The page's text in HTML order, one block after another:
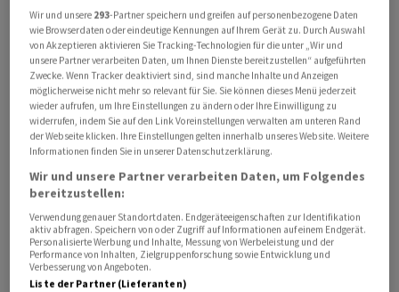
Die Bautätigkeit im Hoch- und Tiefbau stieg zwischen
Januar und März um satte 5,6 Prozent auf 4,98
Milliarden Franken, wie der SBV am Mittwoch mitteilte.
Der Wohnungsbau blieb mit einem Wachstum von 7,4
Prozent die zentrale Stütze der Baukonjunktur.
Der rege Wohnungsbau der vergangenen Quartale habe
sich fortgesetzt, so das Communiqué. Ein tiefes
Zinsniveau und geringe Leerstände würden weiterhin
auf eine hohe Nachfrage treffen. Dies sei ein Umfeld,
das den Wohnungsbau antreibe.
Wir und unsere 293-Partner speichern und greifen auf personenbezogene Daten
wie Browserdaten oder eindeutige Kennungen auf Ihrem Gerät zu. Durch Auswahl
von Akzeptieren aktivieren Sie Tracking-Technologien für die unter „Wir und
unsere Partner verarbeiten Daten, um Ihnen Dienste bereitzustellen“ aufgeführten
Zwecke. Wenn Tracker deaktiviert sind, sind manche Inhalte und Anzeigen
möglicherweise nicht mehr so relevant für Sie. Sie können dieses Menü jederzeit
wieder aufrufen, um Ihre Einstellungen zu ändern oder Ihre Einwilligung zu
widerrufen, indem Sie auf den Link Voreinstellungen verwalten am unteren Rand
der Webseite klicken. Ihre Einstellungen gelten innerhalb unseres Website. Weitere
Informationen finden Sie in unserer Datenschutzerklärung.
Wir und unsere Partner verarbeiten Daten, um Folgendes
bereitzustellen:
Verwendung genauer Standortdaten. Endgeräteeigenschaften zur Identifikation
aktiv abfragen. Speichern von oder Zugriff auf Informationen auf einem Endgerät.
Personalisierte Werbung und Inhalte, Messung von Werbeleistung und der
Performance von Inhalten, Zielgruppenforschung sowie Entwicklung und
Verbesserung von Angeboten.
Liste der Partner (Lieferanten)